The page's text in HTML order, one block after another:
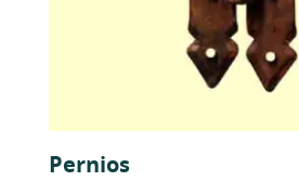
Pernios